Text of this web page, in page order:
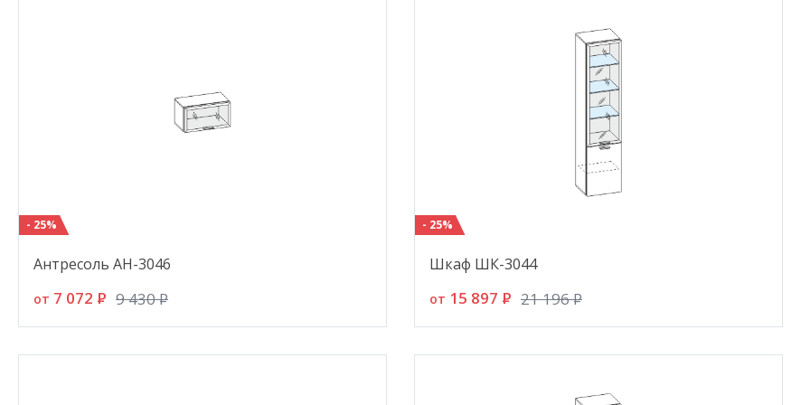
- 25%
Антресоль АН-3046
от 7 072 P 9 430P
- 25%
Шкаф ШК-3044
от 15 897 P 21 196P